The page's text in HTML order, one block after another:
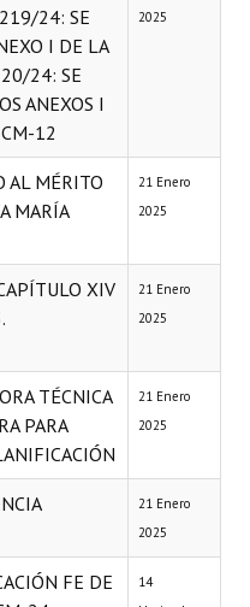
24: SE
I DE LA
24: SE
ANEXOS I
12
2025
AL MÉRITO
MARÍA
21 Enero
2025
XIV
21 Enero
2025
TÉCNICA
PARA
21 Enero
2025
21 Enero
2025
FE DE
14